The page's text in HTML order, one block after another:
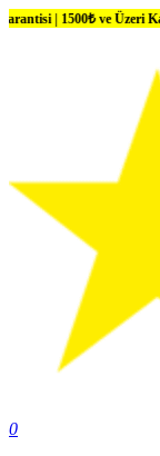
ve Üzeri Kargo
0